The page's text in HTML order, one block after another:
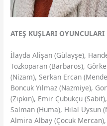
ATEŞ KUŞLARI OYUNCULARI
İlayda Alişan (Gülayşe),
Tozkoparan (Barbaros),
(Nizam), Serkan Ercan
Boncuk Yılmaz (Nazmiye),
(Zıpkın), Emir Çubukçu
Salman (Hüma), Hilal Uysun
Almira Albay (Çocuk